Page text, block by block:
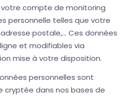
compte de monitoring
personnelle telles que votre
postale,... Ces données
et modifiables via
mise à votre disposition.
personnelles sont
cryptée dans nos bases de